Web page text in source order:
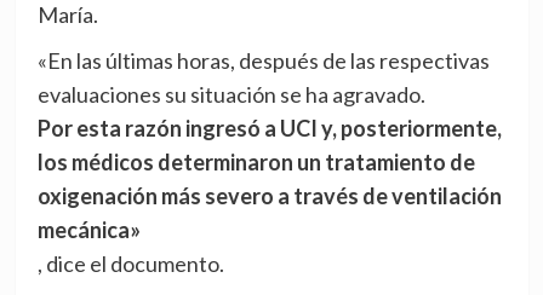
María.
«En las últimas horas, después de las respectivas
evaluaciones su situación se ha agravado.
Por esta razón ingresó a UCI y, posteriormente,
los médicos determinaron un tratamiento de
oxigenación más severo a través de ventilación
mecánica»
, dice el documento.